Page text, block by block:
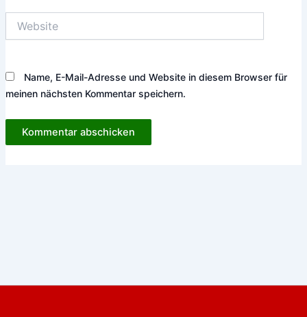
Name, E-Mail-Adresse und Website in diesem Browser für
meinen nächsten Kommentar speichern.